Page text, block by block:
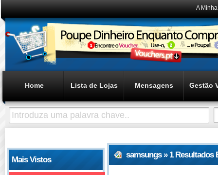
A
Home Lista de Lojas Mensagens Gestão
Mais Vistos
samsungs » 1 Resultados